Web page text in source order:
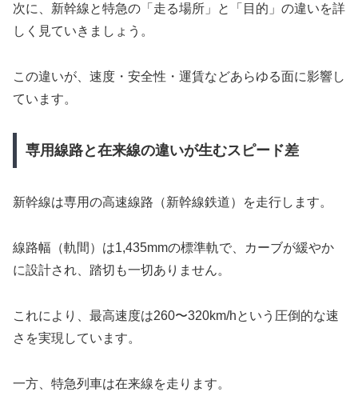
次に、新幹線と特急の「走る場所」と「目的」の違いを詳
しく見ていきましょう。
この違いが、速度・安全性・運賃などあらゆる面に影響し
ています。
専用線路と在来線の違いが生むスピード差
新幹線は専用の高速線路（新幹線鉄道）を走行します。
線路幅（軌間）は1,435mmの標準軌で、カーブが緩やか
に設計され、踏切も一切ありません。
これにより、最高速度は260〜320km/hという圧倒的な速
さを実現しています。
一方、特急列車は在来線を走ります。